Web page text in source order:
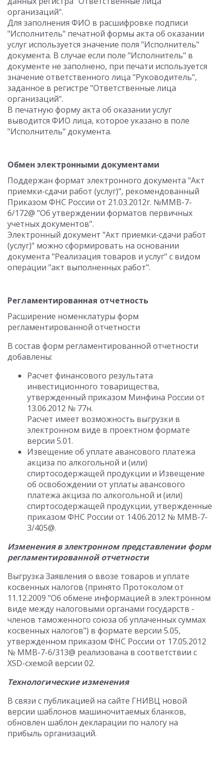
организаций".
Для заполнения ФИО в расшифровке подписи
"Исполнитель" печатной формы акта об оказании
услуг используется значение поля "Исполнитель"
документа. В случае если поле "Исполнитель" в
документе не заполнено, при печати используется
значение ответственного лица "Руководитель",
заданное в регистре "Ответственные лица
организаций".
В печатную форму акта об оказании услуг
выводится ФИО лица, которое указано в поле
"Исполнитель" документа.
Обмен электронными документами
Поддержан формат электронного документа "Акт
приемки-сдачи работ (услуг)", рекомендованный
Приказом ФНС России от 21.03.2012г. №ММВ-7-
6/172@ "Об утверждении форматов первичных
учетных документов".
Электронный документ "Акт приемки-сдачи работ
(услуг)" можно сформировать на основании
документа "Реализация товаров и услуг" с видом
операции "акт выполненных работ".
Регламентированная отчетность
Расширение номенклатуры форм
регламентированной отчетности
В состав форм регламентированной отчетности
добавлены:
Расчет финансового результата
инвестиционного товарищества,
утвержденный приказом Минфина России от
13.06.2012 № 77н.
Расчет имеет возможность выгрузки в
электронном виде в проектном формате
версии 5.01.
Извещение об уплате авансового платежа
акциза по алкогольной и (или)
спиртосодержащей продукции и Извещение
об освобождении от уплаты авансового
платежа акциза по алкогольной и (или)
спиртосодержащей продукции, утвержденные
приказом ФНС России от 14.06.2012 № ММВ-7-
3/405@.
Изменения в электронном представлении форм
регламентированной отчетности
Выгрузка Заявления о ввозе товаров и уплате
косвенных налогов (принято Протоколом от
11.12.2009 "Об обмене информацией в электронном
виде между налоговыми органами государств -
членов таможенного союза об уплаченных суммах
косвенных налогов") в формате версии 5.05,
утвержденном приказом ФНС России от 17.05.2012
№ ММВ-7-6/313@ реализована в соответствии с
XSD-схемой версии 02.
Технологические изменения
В связи с публикацией на сайте ГНИВЦ новой
версии шаблонов машиночитаемых бланков,
обновлен шаблон декларации по налогу на
прибыль организаций.